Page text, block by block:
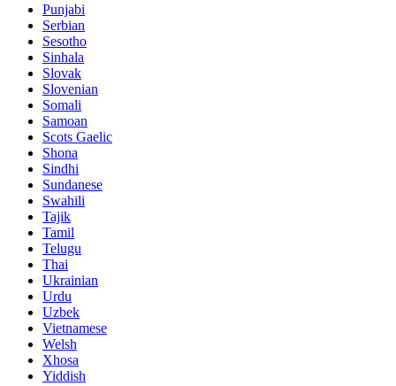
Punjabi
Serbian
Sesotho
Sinhala
Slovak
Slovenian
Somali
Samoan
Scots Gaelic
Shona
Sindhi
Sundanese
Swahili
Tajik
Tamil
Telugu
Thai
Ukrainian
Urdu
Uzbek
Vietnamese
Welsh
Xhosa
Yiddish